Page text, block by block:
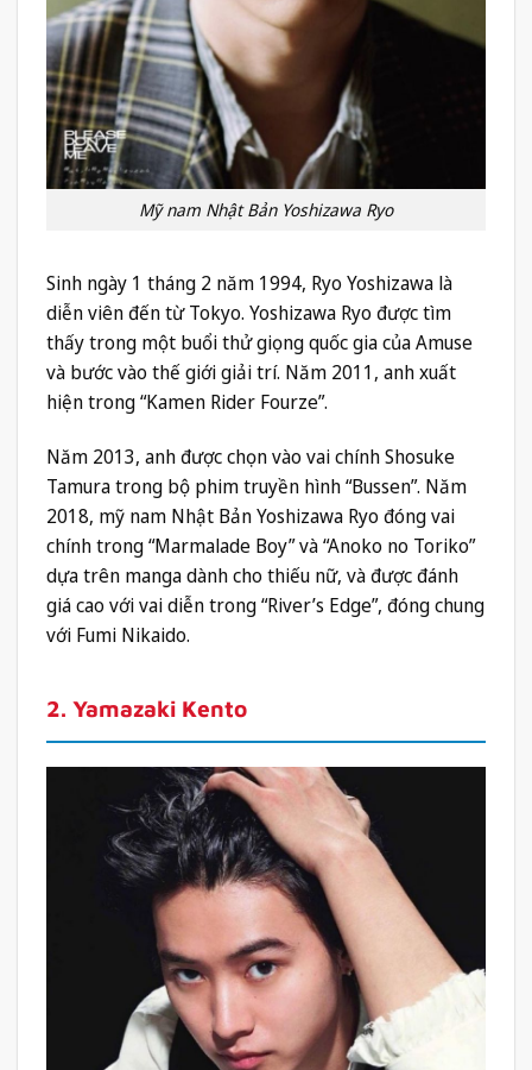
Mỹ nam Nhật Bản Yoshizawa Ryo
Sinh ngày 1 tháng 2 năm 1994, Ryo Yoshizawa là
diễn viên đến từ Tokyo. Yoshizawa Ryo được tìm
thấy trong một buổi thử giọng quốc gia của Amuse
và bước vào thế giới giải trí. Năm 2011, anh xuất
hiện trong “Kamen Rider Fourze”.
Năm 2013, anh được chọn vào vai chính Shosuke
Tamura trong bộ phim truyền hình “Bussen”. Năm
2018, mỹ nam Nhật Bản Yoshizawa Ryo đóng vai
chính trong “Marmalade Boy” và “Anoko no Toriko”
dựa trên manga dành cho thiếu nữ, và được đánh
giá cao với vai diễn trong “River’s Edge”, đóng chung
với Fumi Nikaido.
2. Yamazaki Kento